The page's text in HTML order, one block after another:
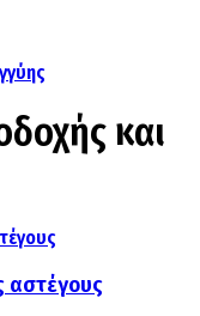
και
αστέγους